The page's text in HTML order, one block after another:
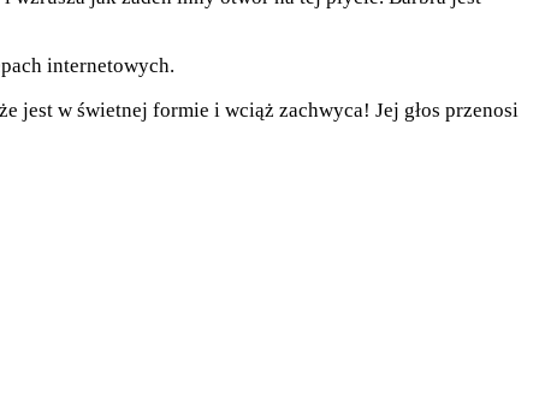
internetowych.
jest w świetnej formie i wciąż zachwyca! Jej głos przenosi